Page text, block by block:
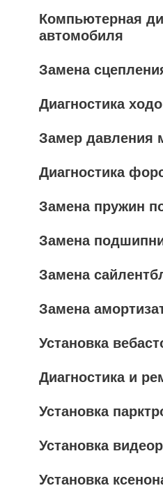
Компьютерная
автомобиля
Замена
Диагностика
Замер давления
Диагностика
Замена пружин
Замена
Замена
Замена
Установка
Диагностика и
Установка
Установка
Установка